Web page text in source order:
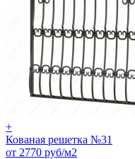
+
Кованая решетка №31
от 2770 руб/м2